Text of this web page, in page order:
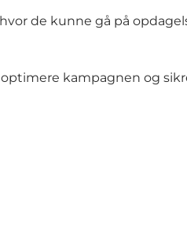
de kunne gå på
kampagnen og